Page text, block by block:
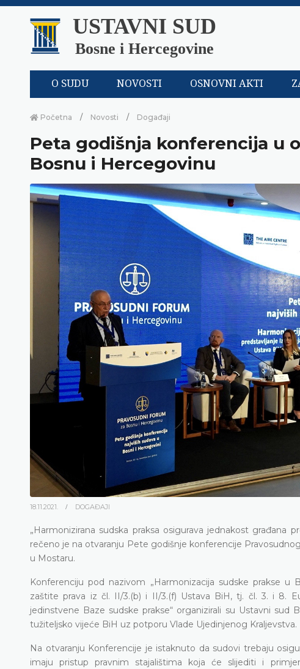
USTAVNI SUD
Bosne i Hercegovine
O SUDU NOVOSTI OSNOVNI AKTI
Početna Novosti Događaji
Peta godišnja konferencija u
Bosnu i Hercegovinu
18.11.2021. DOGAĐAJI
„Harmonizirana sudska praksa osigurava jednakost građana
rečeno je na otvaranju Pete godišnje konferencije
u Mostaru.
Konferenciju pod nazivom „Harmonizacija sudske prakse
zaštite prava iz čl. II/3.(b) i II/3.(f) Ustava BiH, tj. čl. 3. i 8.
jedinstvene Baze sudske prakse“ organizirali su Ustavni
tužiteljsko vijeće BiH uz potporu Vlade Ujedinjenog Kraljevstva.
Na otvaranju Konferencije je istaknuto da sudovi trebaju
imaju pristup pravnim stajalištima koja će slijediti i